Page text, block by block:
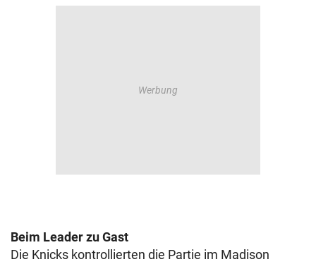
Beim Leader zu Gast
Die Knicks kontrollierten die Partie im Madison